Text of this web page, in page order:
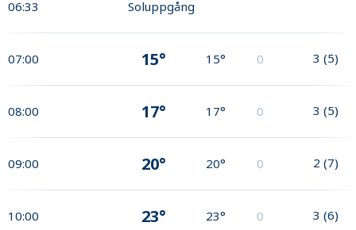
06:33 Soluppgång
07:00 15° 15° 0 3 (5)
08:00 17° 17° 0 3 (5)
09:00 20° 20° 0 2 (7)
10:00 23° 23° 0 3 (6)